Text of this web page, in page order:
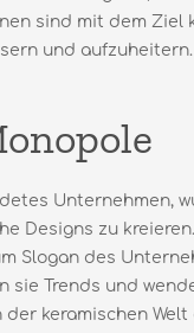
sind mit dem Ziel
und aufzuheitern.
Unternehmen,
Designs zu
Slogan des
sie Trends und
keramischen